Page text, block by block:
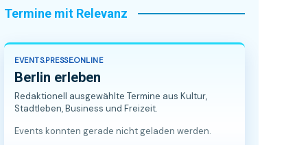
Termine mit Relevanz
EVENTS.PRESSE.ONLINE
Berlin erleben
Redaktionell ausgewählte Termine aus Kultur,
Stadtleben, Business und Freizeit.
Events konnten gerade nicht geladen werden.